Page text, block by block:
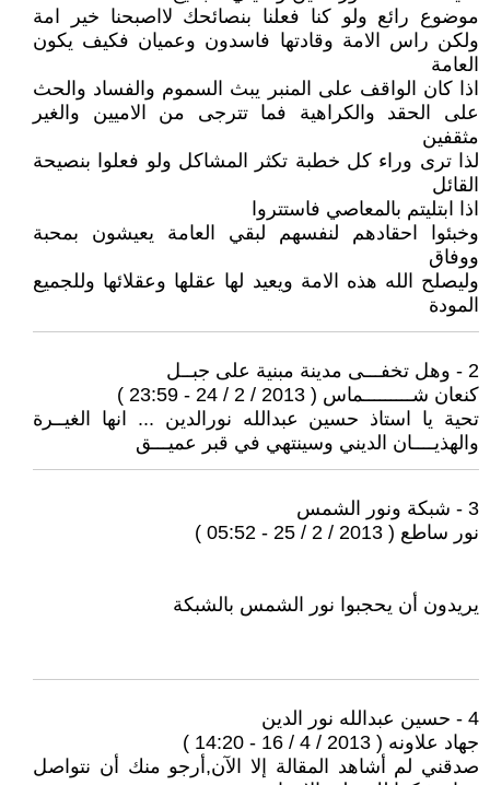
موضوع رائع ولو كنا فعلنا بنصائحك لااصبحنا خير امة
ولكن راس الامة وقادتها فاسدون وعميان فكيف يكون
العامة
اذا كان الواقف على المنبر يبث السموم والفساد والحث
على الحقد والكراهية فما تترجى من الاميين والغير
مثقفين
لذا ترى وراء كل خطبة تكثر المشاكل ولو فعلوا بنصيحة
القائل
اذا ابتليتم بالمعاصي فاستتروا
وخبئوا احقادهم لنفسهم لبقي العامة يعيشون بمحبة
ووفاق
وليصلح الله هذه الامة ويعيد لها عقلها وعقلائها وللجميع
المودة
2 - وهل تخفـــى مدينة مبنية على جبــل
كنعان شـــــــــماس ( 2013 / 2 / 24 - 23:59 )
تحية يا استاذ حسين عبدالله نورالدين ... انها الغيــرة
والهذيــــان الديني وسينتهي في قبر عميـــق
3 - شبكة ونور الشمس
نور ساطع ( 2013 / 2 / 25 - 05:52 )
يريدون أن يحجبوا نور الشمس بالشبكة
4 - حسين عبدالله نور الدين
جهاد علاونه ( 2013 / 4 / 16 - 14:20 )
صدقني لم أشاهد المقالة إلا الآن,أرجو منك أن نتواصل